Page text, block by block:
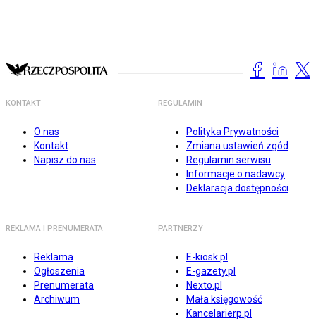
KONTAKT
O nas
Kontakt
Napisz do nas
REGULAMIN
Polityka Prywatności
Zmiana ustawień zgód
Regulamin serwisu
Informacje o nadawcy
Deklaracja dostępności
REKLAMA I PRENUMERATA
Reklama
Ogłoszenia
Prenumerata
Archiwum
PARTNERZY
E-kiosk.pl
E-gazety.pl
Nexto.pl
Mała księgowość
Kancelarierp.pl